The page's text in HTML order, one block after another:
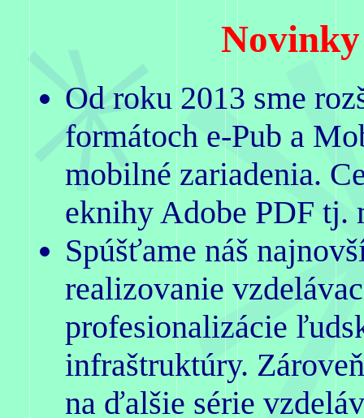
Od roku 2013 sme
formátoch e-Pub a
mobilné zariadenia.
eknihy Adobe PDF tj.
Spúšťame náš
realizovanie
profesionalizácie
infraštruktúry.
na ďalšie série